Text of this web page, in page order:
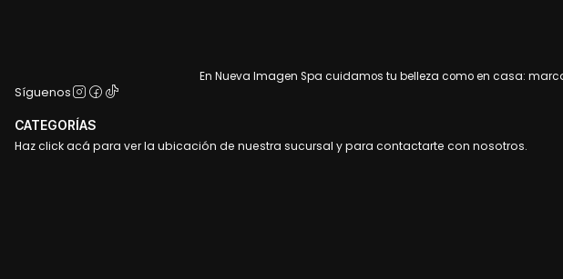
En Nueva Imagen Spa cuidamos tu belleza como en casa:
Síguenos
CATEGORÍAS
Haz click acá para ver la ubicación de nuestra sucursal y para contactarte con nosotros.